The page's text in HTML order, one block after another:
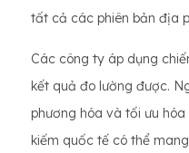
tất cả các phiên bản địa
Các công ty áp dụng
kết quả đo lường được.
phương hóa và tối ưu
kiếm quốc tế có thể